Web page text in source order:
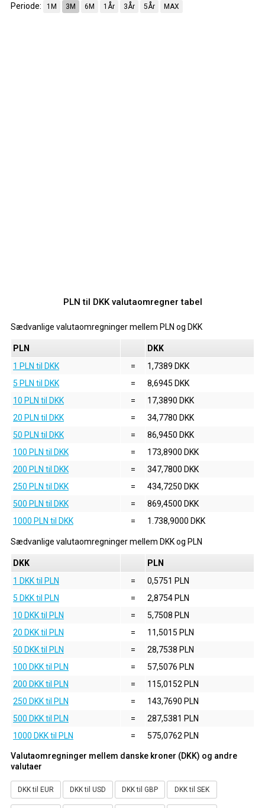
Periode: 1M 3M 6M 1År 3År 5År MAX
PLN til DKK valutaomregner tabel
Sædvanlige valutaomregninger mellem PLN og DKK
PLN
DKK
1 PLN til DKK
=
1,7389 DKK
5 PLN til DKK
=
8,6945 DKK
10 PLN til DKK
=
17,3890 DKK
20 PLN til DKK
=
34,7780 DKK
50 PLN til DKK
=
86,9450 DKK
100 PLN til DKK
=
173,8900 DKK
200 PLN til DKK
=
347,7800 DKK
250 PLN til DKK
=
434,7250 DKK
500 PLN til DKK
=
869,4500 DKK
1000 PLN til DKK
= 1.738,9000 DKK
Sædvanlige valutaomregninger mellem DKKog PLN
DKK
PLN
1 DKK til PLN
=
0,5751 PLN
5 DKK til PLN
=
2,8754 PLN
10 DKK til PLN
=
5,7508 PLN
20 DKK til PLN
=
11,5015 PLN
50 DKK til PLN
=
28,7538 PLN
100 DKK til PLN
=
57,5076 PLN
200 DKK til PLN
=
115,0152 PLN
250 DKK til PLN
=
143,7690 PLN
500 DKK til PLN
=
287,5381 PLN
1000 DKK til PLN
= 575,0762 PLN
Valutaomregninger mellem danske kroner (DKK) og andre
valutaer
DKK til EUR DKK til USD DKK til GBP DKK til SEK